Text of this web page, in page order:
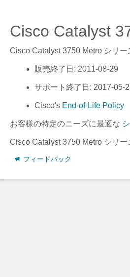
Cisco Catalyst
Cisco Catalyst 3750 Metro シリー
販売終了日 : 2011-08-29
サポート終了日 : 2017-05-
Cisco's End-of-Life Policy
お客様の特定のニーズに最適な
Cisco Catalyst 3750 Metro シリー
フィードバック